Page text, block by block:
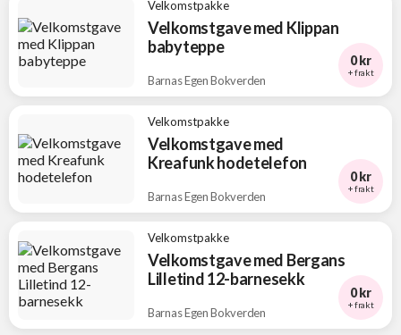
Velkomstpakke
Velkomstgave med Klippan
babyteppe
Barnas Egen Bokverden
0 kr
+ frakt
Velkomstpakke
Velkomstgave med
Kreafunk hodetelefon
Barnas Egen Bokverden
0 kr
+ frakt
Velkomstpakke
Velkomstgave med Bergans
Lilletind 12-barnesekk
Barnas Egen Bokverden
0 kr
+ frakt